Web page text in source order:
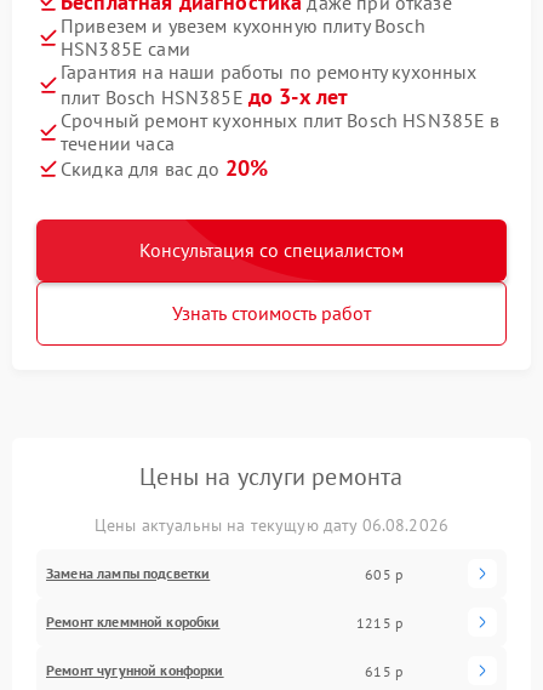
Привезем и увезем кухонную плиту Bosch
HSN385E сами
Гарантия на наши работы по ремонту кухонных
плит Bosch HSN385E до 3-х лет
Срочный ремонт кухонных плит Bosch HSN385E в
течении часа
Скидка для вас до 20%
Консультация со специалистом
Узнать стоимость работ
Цены на услуги ремонта
Цены актуальны на текущую дату 06.08.2026
Замена лампы подсветки 605 р
Ремонт клеммной коробки 1215 р
Ремонт чугунной конфорки 615 р